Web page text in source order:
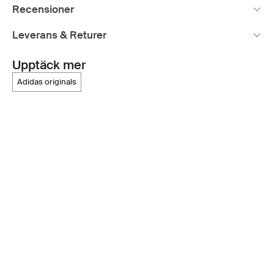
Recensioner
Leverans & Returer
Upptäck mer
adidas originals